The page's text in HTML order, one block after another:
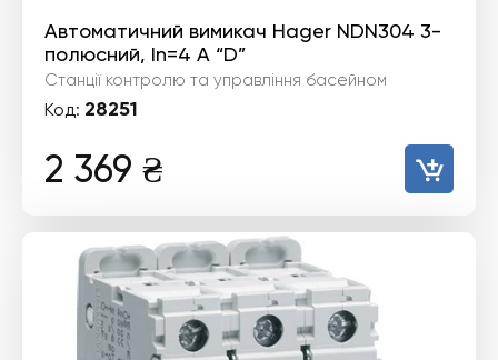
Автоматичний вимикач Hager NDN304 3-
полюсний, In=4 А “D”
Станції контролю та управління басейном
Код: 28251
2 369 ₴